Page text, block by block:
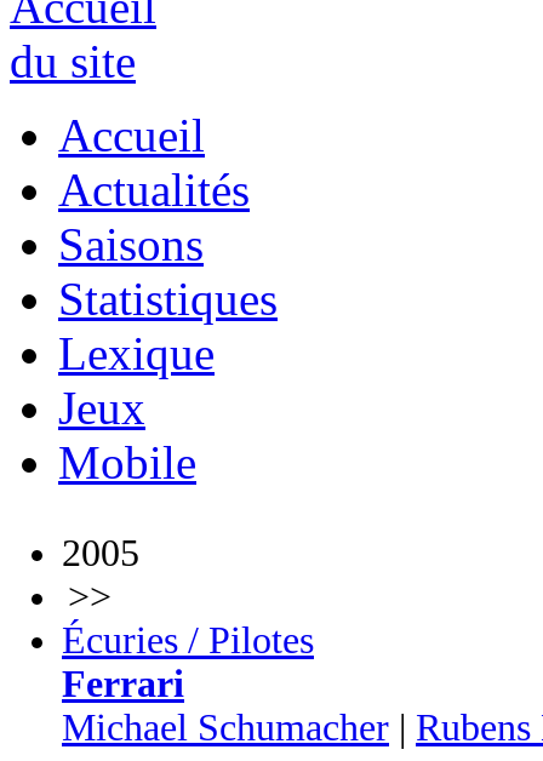
Accueil
Actualités
Saisons
Statistiques
Lexique
Jeux
Mobile
2005
>>
Écuries / Pilotes
Ferrari
Michael Schumacher |